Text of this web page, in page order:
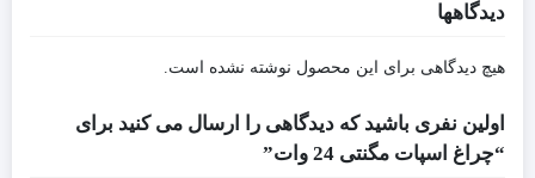
دیدگاهها
هیچ دیدگاهی برای این محصول نوشته نشده است.
اولین نفری باشید که دیدگاهی را ارسال می کنید برای
“چراغ اسپات مگنتی 24 وات”